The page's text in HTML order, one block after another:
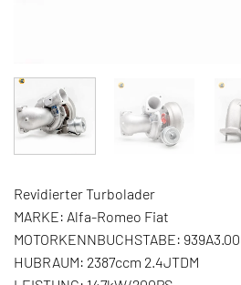
Revidierter Turbolader
MARKE: Alfa-Romeo Fiat
MOTORKENNBUCHSTABE:
HUBRAUM: 2387ccm 2.4JTDM